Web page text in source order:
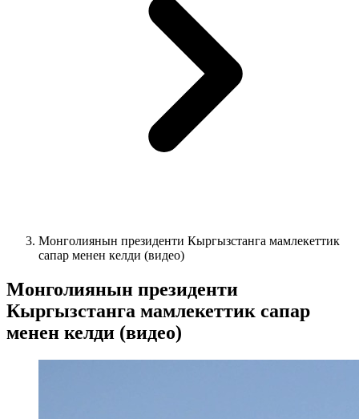
Монголиянын президенти Кыргызстанга мамлекеттик
сапар менен келди (видео)
Монголиянын президенти
Кыргызстанга мамлекеттик сапар
менен келди (видео)